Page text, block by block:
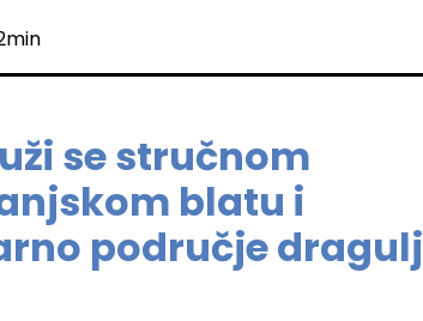
se stručnom
blatu i
područje dragulj